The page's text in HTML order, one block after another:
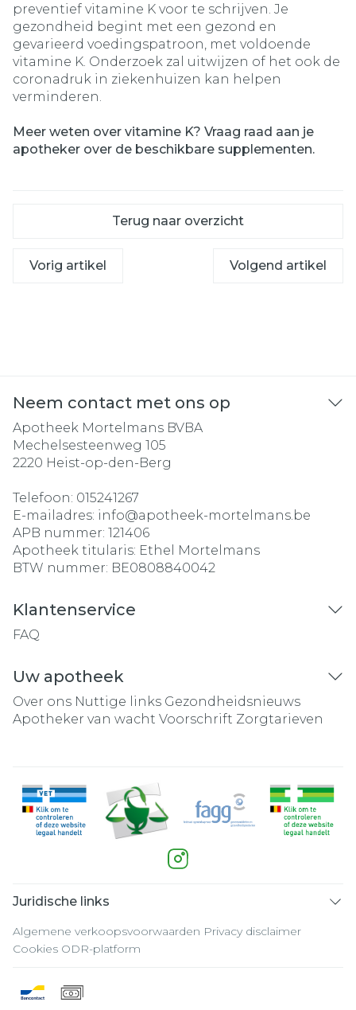
preventief vitamine K voor te schrijven. Je
gezondheid begint met een gezond en
gevarieerd voedingspatroon, met voldoende
vitamine K. Onderzoek zal uitwijzen of het ook de
coronadruk in ziekenhuizen kan helpen
verminderen.
Meer weten over vitamine K? Vraag raad aan je
apotheker over de beschikbare supplementen.
Terug naar overzicht
Vorig artikel Volgend artikel
Neem contact met ons op
Apotheek Mortelmans BVBA
Mechelsesteenweg 105
2220 Heist-op-den-Berg
Telefoon: 015241267
E-mailadres: info@apotheek-mortelmans.be
APB nummer: 121406
Apotheek titularis: Ethel Mortelmans
BTW nummer: BE0808840042
Klantenservice
FAQ
Uw apotheek
Over ons Nuttige links Gezondheidsnieuws
Apotheker van wacht Voorschrift Zorgtarieven
Juridische links
Algemene verkoopsvoorwaarden Privacy disclaimer
Cookies ODR-platform